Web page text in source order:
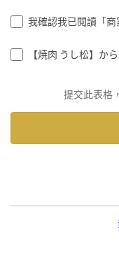
我確認我已閱讀「商
【焼肉 うし松】か
提交此表格